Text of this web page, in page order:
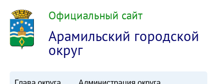
Официальный сайт
Арамильский городской
округ